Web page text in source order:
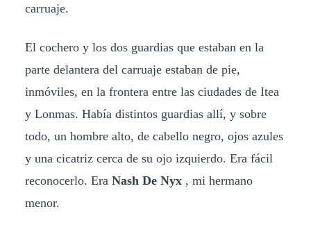
carruaje.
El cochero y los dos guardias que estaban en la
parte delantera del carruaje estaban de pie,
inmóviles, en la frontera entre las ciudades de Itea
y Lonmas. Había distintos guardias allí, y sobre
todo, un hombre alto, de cabello negro, ojos azules
y una cicatriz cerca de su ojo izquierdo. Era fácil
reconocerlo. Era Nash De Nyx, mi hermano
menor.